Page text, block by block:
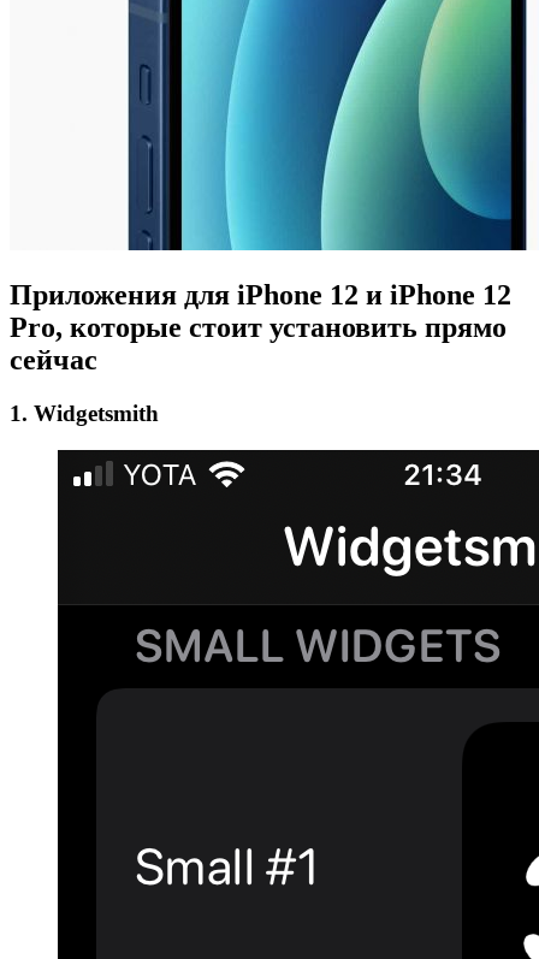
Приложения для iPhone 12 и iPhone 12
Pro, которые стоит установить прямо
сейчас
1. Widgetsmith